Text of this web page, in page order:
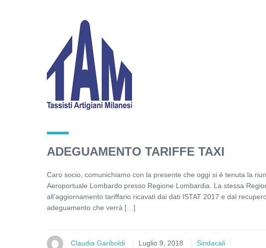
ADEGUAMENTO TARIFFE TAXI
Caro socio, comunichiamo con la presente che oggi si è tenuta la
Aeroportuale Lombardo presso Regione Lombardia. La stessa
all’aggiornamento tariffario ricavati dai dati ISTAT 2017 e dal
adeguamento che verrà […]
Claudia Gariboldi Luglio 9, 2018 Sindacali